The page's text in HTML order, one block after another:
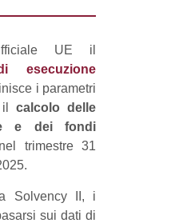
UE il
esecuzione
i parametri
il calcolo delle
e dei fondi
nel trimestre 31
Solvency II, i
sui dati di